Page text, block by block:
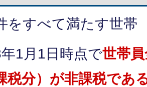
をすべて満たす世帯
1月1日時点で世帯
税分）が非課税であ